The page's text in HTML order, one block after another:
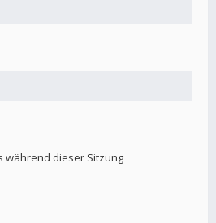
während dieser Sitzung